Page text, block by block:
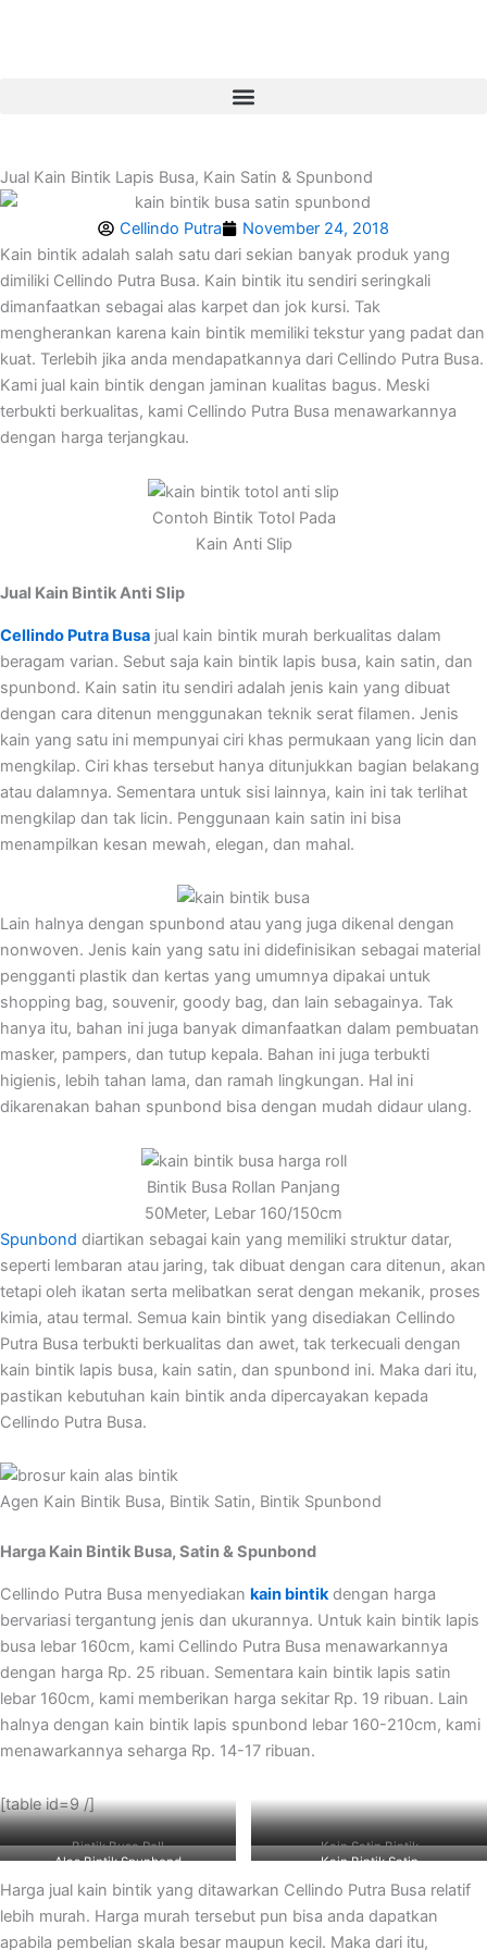
Jual Kain Bintik Lapis Busa, Kain Satin & Spunbond
Cellindo Putra
November 24, 2018
Kain bintik adalah salah satu dari sekian banyak produk yang
dimiliki Cellindo Putra Busa. Kain bintik itu sendiri seringkali
dimanfaatkan sebagai alas karpet dan jok kursi. Tak
mengherankan karena kain bintik memiliki tekstur yang padat dan
kuat. Terlebih jika anda mendapatkannya dari Cellindo Putra Busa.
Kami jual kain bintik dengan jaminan kualitas bagus. Meski
terbukti berkualitas, kami Cellindo Putra Busa menawarkannya
dengan harga terjangkau.
Contoh Bintik Totol Pada
Kain Anti Slip
Jual Kain Bintik Anti Slip
Cellindo Putra Busa jual kain bintik murah berkualitas dalam
beragam varian. Sebut saja kain bintik lapis busa, kain satin, dan
spunbond. Kain satin itu sendiri adalah jenis kain yang dibuat
dengan cara ditenun menggunakan teknik serat filamen. Jenis
kain yang satu ini mempunyai ciri khas permukaan yang licin dan
mengkilap. Ciri khas tersebut hanya ditunjukkan bagian belakang
atau dalamnya. Sementara untuk sisi lainnya, kain ini tak terlihat
mengkilap dan tak licin. Penggunaan kain satin ini bisa
menampilkan kesan mewah, elegan, dan mahal.
Lain halnya dengan spunbond atau yang juga dikenal dengan
nonwoven. Jenis kain yang satu ini didefinisikan sebagai material
pengganti plastik dan kertas yang umumnya dipakai untuk
shopping bag, souvenir, goody bag, dan lain sebagainya. Tak
hanya itu, bahan ini juga banyak dimanfaatkan dalam pembuatan
masker, pampers, dan tutup kepala. Bahan ini juga terbukti
higienis, lebih tahan lama, dan ramah lingkungan. Hal ini
dikarenakan bahan spunbond bisa dengan mudah didaur ulang.
Bintik Busa Rollan Panjang
50Meter, Lebar 160/150cm
Spunbond diartikan sebagai kain yang memiliki struktur datar,
seperti lembaran atau jaring, tak dibuat dengan cara ditenun, akan
tetapi oleh ikatan serta melibatkan serat dengan mekanik, proses
kimia, atau termal. Semua kain bintik yang disediakan Cellindo
Putra Busa terbukti berkualitas dan awet, tak terkecuali dengan
kain bintik lapis busa, kain satin, dan spunbond ini. Maka dari itu,
pastikan kebutuhan kain bintik anda dipercayakan kepada
Cellindo Putra Busa.
Agen Kain Bintik Busa, Bintik Satin, Bintik Spunbond
Harga Kain Bintik Busa, Satin & Spunbond
Cellindo Putra Busa menyediakan kain bintikdengan harga
bervariasi tergantung jenis dan ukurannya. Untuk kain bintik lapis
busa lebar 160cm, kami Cellindo Putra Busa menawarkannya
dengan harga Rp. 25 ribuan. Sementara kain bintik lapis satin
lebar 160cm, kami memberikan harga sekitar Rp. 19 ribuan. Lain
halnya dengan kain bintik lapis spunbond lebar 160-210cm, kami
menawarkannya seharga Rp. 14-17 ribuan.
[table id=9 /]
Bintik Busa Roll
Kain Satin Bintik
Alas Bintik Spunbond
Kain Bintik Satin
Harga jual kain bintik yang ditawarkan Cellindo Putra Busa relatif
lebih murah. Harga murah tersebut pun bisa anda dapatkan
apabila pembelian skala besar maupun kecil. Maka dari itu,